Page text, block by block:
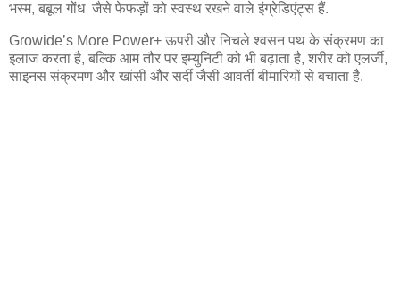
भस्म, बबूल गोंध जैसे फेफड़ों को स्वस्थ रखने वाले इंग्रेडिएंट्स हैं.
Growide’s More Power+ ऊपरी और निचले श्वसन पथ के संक्रमण का
इलाज करता है, बल्कि आम तौर पर इम्युनिटी को भी बढ़ाता है, शरीर को एलर्जी,
साइनस संक्रमण और खांसी और सर्दी जैसी आवर्ती बीमारियों से बचाता है.